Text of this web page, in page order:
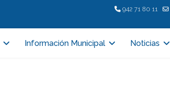
942 71 80 11
Información Municipal Noticias